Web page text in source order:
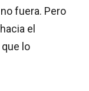
fuera. Pero
el
lo